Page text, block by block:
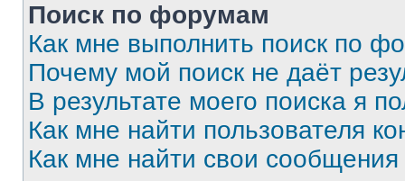
Поиск по форумам
Как мне выполнить поиск по
Почему мой поиск не даёт
В результате моего поиска я
Как мне найти пользователя
Как мне найти свои